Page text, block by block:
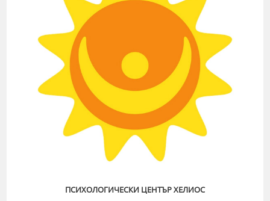
ПСИХОЛОГИЧЕСКИ ЦЕНТЪР ХЕЛИОС